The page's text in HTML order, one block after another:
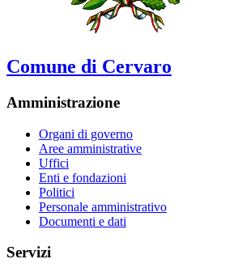
Comune di Cervaro
Amministrazione
Organi di governo
Aree amministrative
Uffici
Enti e fondazioni
Politici
Personale amministrativo
Documenti e dati
Servizi